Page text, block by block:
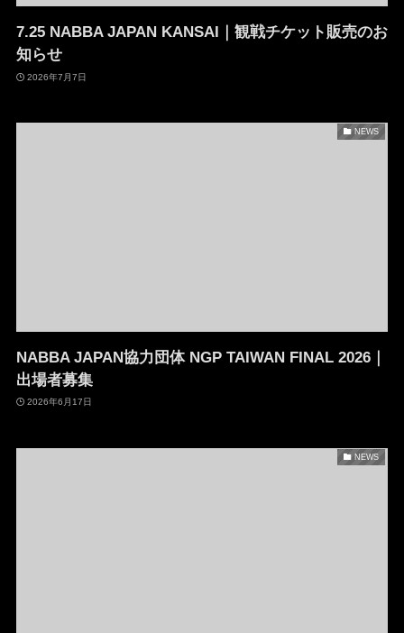
7.25 NABBA JAPAN KANSAI｜観戦チケット販売のお
知らせ
2026年7月7日
NEWS
NABBA JAPAN協力団体 NGP TAIWAN FINAL 2026｜
出場者募集
2026年6月17日
NEWS